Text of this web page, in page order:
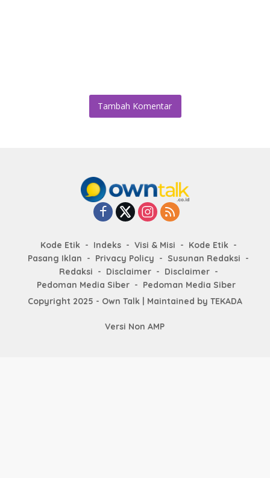
Tambah Komentar
Kode Etik Indeks Visi & Misi
Kode Etik
Pasang Iklan
Privacy Policy
Susunan Redaksi
Redaksi
Disclaimer
Disclaimer
Pedoman Media Siber
Pedoman Media Siber
Copyright 2025 - Own Talk | Maintained by TEKADA
Versi Non AMP